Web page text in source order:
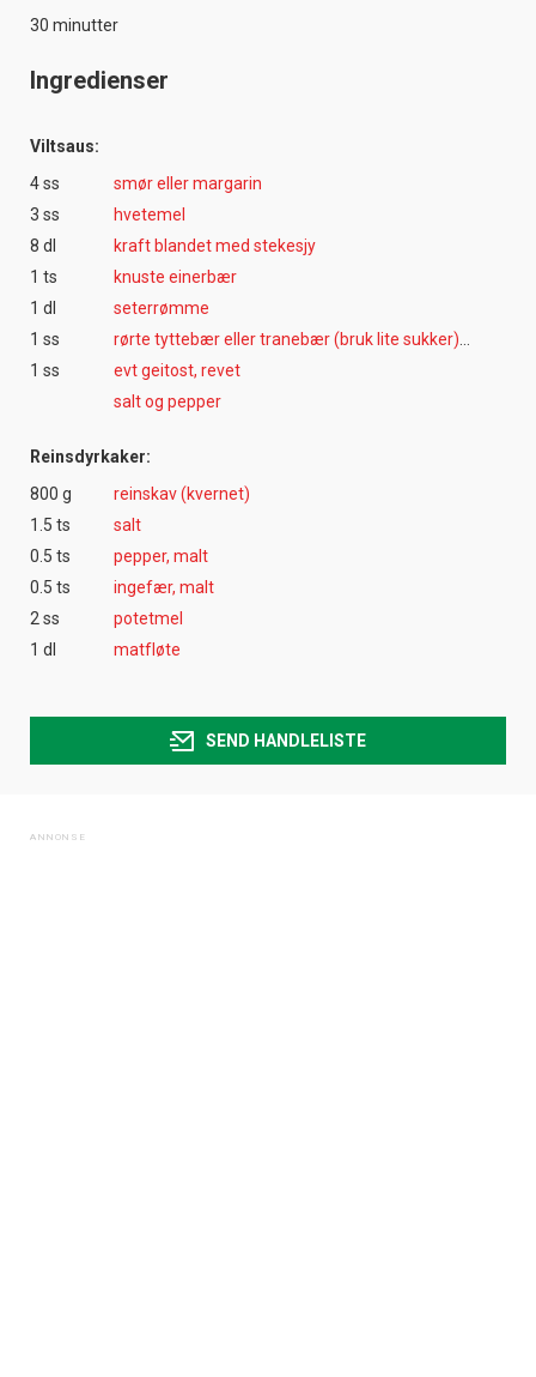
30 minutter
Ingredienser
Viltsaus:
4 ss
smør eller margarin
3 ss
hvetemel
8 dl
kraft blandet med stekesjy
1 ts
knuste einerbær
1 dl
seterrømme
1 ss
1 ss
evt geitost, revet
salt og pepper
Reinsdyrkaker:
800 g
reinskav (kvernet)
1.5 ts
salt
0.5 ts
pepper, malt
0.5 ts
ingefær, malt
2 ss
potetmel
1 dl
matfløte
SEND HANDLELISTE